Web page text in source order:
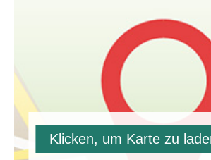
Klicken, um Karte zu